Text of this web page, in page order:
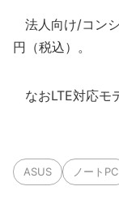
法人向け/コン
円（税込）。
なおLTE対応モ
ASUS ノートPC